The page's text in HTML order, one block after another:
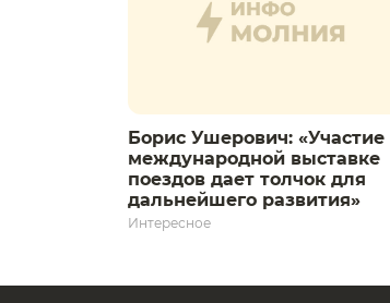
Борис Ушерович: «Участие
международной выставке
поездов дает толчок для
дальнейшего развития»
Интересное